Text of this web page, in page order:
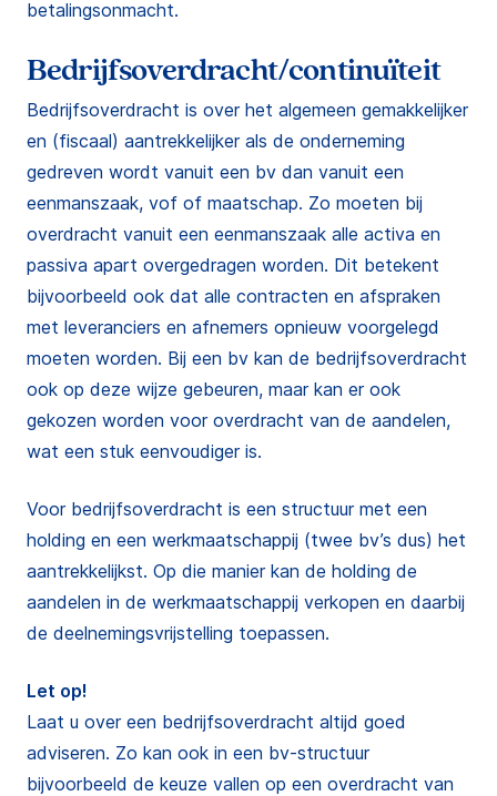
betalingsonmacht.
Bedrijfsoverdracht/continuïteit
Bedrijfsoverdracht is over het algemeen gemakkelijker
en (fiscaal) aantrekkelijker als de onderneming
gedreven wordt vanuit een bv dan vanuit een
eenmanszaak, vof of maatschap. Zo moeten bij
overdracht vanuit een eenmanszaak alle activa en
passiva apart overgedragen worden. Dit betekent
bijvoorbeeld ook dat alle contracten en afspraken
met leveranciers en afnemers opnieuw voorgelegd
moeten worden. Bij een bv kan de bedrijfsoverdracht
ook op deze wijze gebeuren, maar kan er ook
gekozen worden voor overdracht van de aandelen,
wat een stuk eenvoudiger is.
Voor bedrijfsoverdracht is een structuur met een
holding en een werkmaatschappij (twee bv’s dus) het
aantrekkelijkst. Op die manier kan de holding de
aandelen in de werkmaatschappij verkopen en daarbij
de deelnemingsvrijstelling toepassen.
Let op!
Laat u over een bedrijfsoverdracht altijd goed
adviseren. Zo kan ook in een bv-structuur
bijvoorbeeld de keuze vallen op een overdracht van